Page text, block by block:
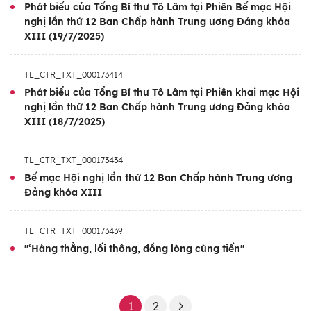
-Đồng ý chủ trương hợp nhất 3 Báo cáo
gồm: Báo cáo chính trị, Báo cáo kinh tế - xã
hội, Báo cáo tổng kết công tác xây dựng
công tác xây dựng Đảng); thông qua nội
dung cơ bản dự thảo các văn kiện trình Đại
hội đại biểu toàn quốc lần thứ XIV của Đảng.
-
Cơ bản thống nhất một số nội dung đề
xuất của Đảng ủy Chính phủ về một số vấn
đề mới đặt ra từ thực tiễn thực hiện các nghị
quyết, kết luận của Trung ương.
-Về công tác cán bộ, Ban Chấp hành Trung
ương quyết định thi hành kỷ luật bằng hình
với các đồng chí: Nguyễn Xuân Phúc, Võ Văn
Phát biểu của Tổng Bí thư Tô Lâm tại Phiên Bế mạc Hội
nghị lần thứ 12 Ban Chấp hành Trung ương Đảng khóa
XIII (19/7/2025)
TL_CTR_TXT_000173414
Phát biểu của Tổng Bí thư Tô Lâm tại Phiên khai mạc Hội
nghị lần thứ 12 Ban Chấp hành Trung ương Đảng khóa
XIII (18/7/2025)
TL_CTR_TXT_000173434
Bế mạc Hội nghị lần thứ 12 Ban Chấp hành Trung ương
Đảng khóa XIII
TL_CTR_TXT_000173439
''‘Hàng thẳng, lối thông, đồng lòng cùng tiến''
1 2